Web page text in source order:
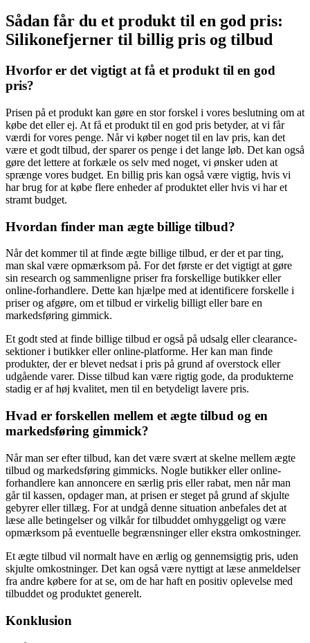
Sådan får du et produkt til en god pris:
Silikonefjerner til billig pris og tilbud
Hvorfor er det vigtigt at få et produkt til en god
pris?
Prisen på et produkt kan gøre en stor forskel i vores beslutning om at
købe det eller ej. At få et produkt til en god pris betyder, at vi får
værdi for vores penge. Når vi køber noget til en lav pris, kan det
være et godt tilbud, der sparer os penge i det lange løb. Det kan også
gøre det lettere at forkæle os selv med noget, vi ønsker uden at
sprænge vores budget. En billig pris kan også være vigtig, hvis vi
har brug for at købe flere enheder af produktet eller hvis vi har et
stramt budget.
Hvordan finder man ægte billige tilbud?
Når det kommer til at finde ægte billige tilbud, er der et par ting,
man skal være opmærksom på. For det første er det vigtigt at gøre
sin research og sammenligne priser fra forskellige butikker eller
online-forhandlere. Dette kan hjælpe med at identificere forskelle i
priser og afgøre, om et tilbud er virkelig billigt eller bare en
markedsføring gimmick.
Et godt sted at finde billige tilbud er også på udsalg eller clearance-
sektioner i butikker eller online-platforme. Her kan man finde
produkter, der er blevet nedsat i pris på grund af overstock eller
udgående varer. Disse tilbud kan være rigtig gode, da produkterne
stadig er af høj kvalitet, men til en betydeligt lavere pris.
Hvad er forskellen mellem et ægte tilbud og en
markedsføring gimmick?
Når man ser efter tilbud, kan det være svært at skelne mellem ægte
tilbud og markedsføring gimmicks. Nogle butikker eller online-
forhandlere kan annoncere en særlig pris eller rabat, men når man
går til kassen, opdager man, at prisen er steget på grund af skjulte
gebyrer eller tillæg. For at undgå denne situation anbefales det at
læse alle betingelser og vilkår for tilbuddet omhyggeligt og være
opmærksom på eventuelle begrænsninger eller ekstra omkostninger.
Et ægte tilbud vil normalt have en ærlig og gennemsigtig pris, uden
skjulte omkostninger. Det kan også være nyttigt at læse anmeldelser
fra andre købere for at se, om de har haft en positiv oplevelse med
tilbuddet og produktet generelt.
Konklusion